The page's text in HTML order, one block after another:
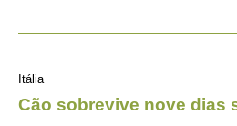
Itália
Cão sobrevive nove dias